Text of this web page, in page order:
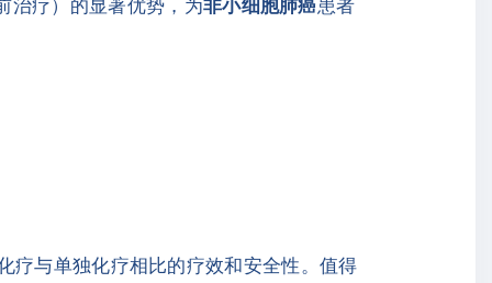
疗与单独化疗相比的疗效和安全性。值得